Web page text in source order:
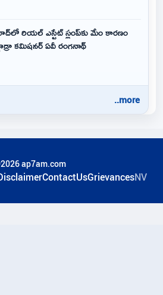
రియల్ ఎస్టేట్ స్లంప్‌కు మేం కారణం
కమిషనర్ ఏవీ రంగనాథ్
..more
ap7am.com
ContactUsGrievancesNV